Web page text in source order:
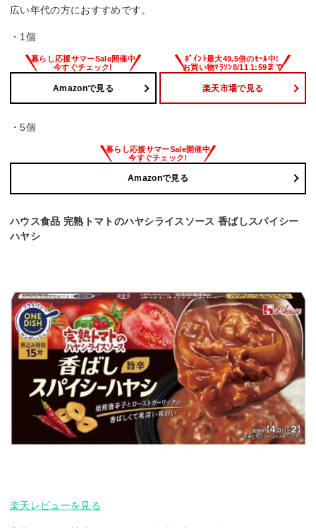
広い年代の方におすすめです。
・1個
Amazonで見る 楽天市場で見る
・5個
Amazonで見る
ハウス食品 完熟トマトのハヤシライスソース 香ばしスパイシー
ハヤシ
楽天レビューを見る